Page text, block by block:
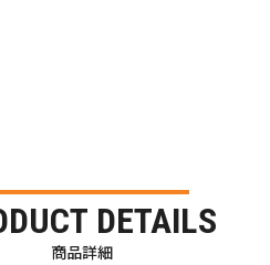
DETAILS
商品詳細